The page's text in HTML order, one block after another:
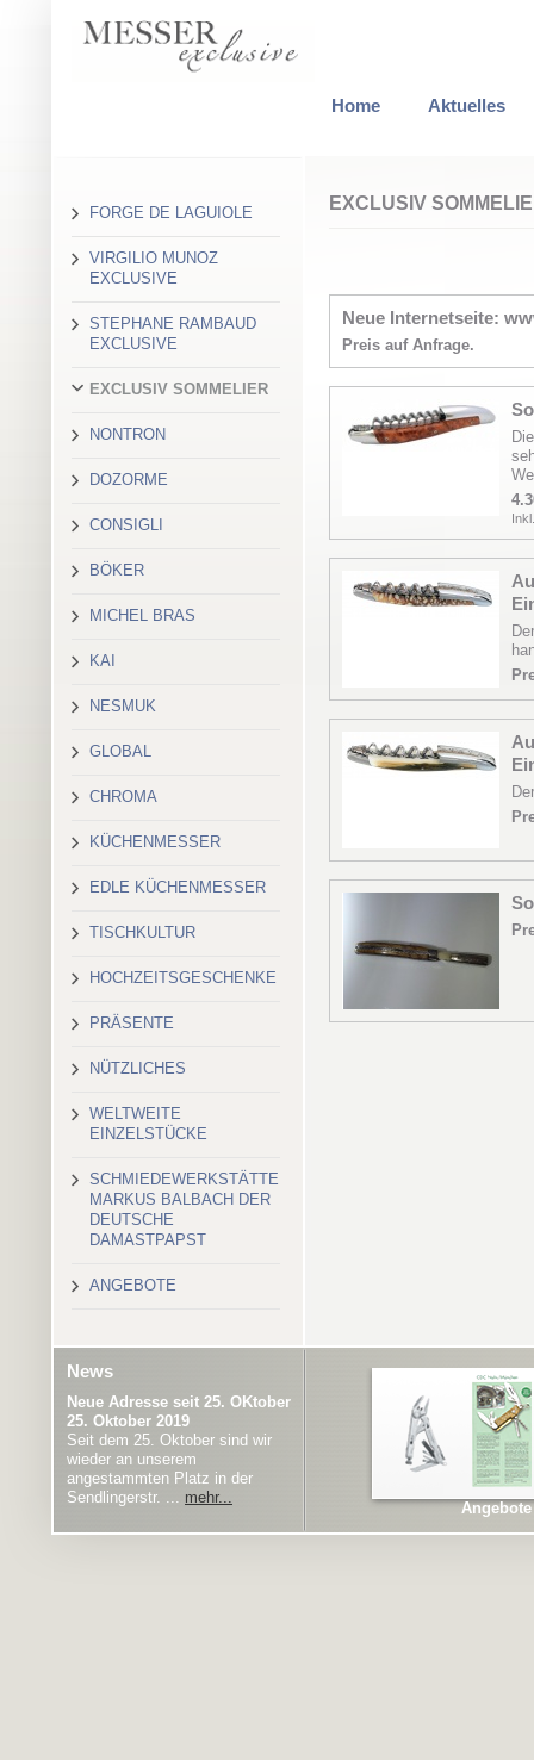
Home Aktuelles
EXCLUSIV
Neue Internetseite:
Preis auf Anfrage.
FORGE DE LAGUIOLE
VIRGILIO MUNOZ
EXCLUSIVE
STEPHANE RAMBAUD
EXCLUSIVE
EXCLUSIV SOMMELIER
NONTRON
DOZORME
CONSIGLI
BÖKER
MICHEL BRAS
KAI
NESMUK
GLOBAL
CHROMA
KÜCHENMESSER
EDLE KÜCHENMESSER
TISCHKULTUR
HOCHZEITSGESCHENKE
PRÄSENTE
NÜTZLICHES
WELTWEITE
EINZELSTÜCKE
SCHMIEDEWERKSTÄTTE
MARKUS BALBACH DER
DEUTSCHE
DAMASTPAPST
ANGEBOTE
News
Neue Adresse seit 25. OKtober
25. Oktober 2019
Seit dem 25. Oktober sind wir
wieder an unserem
angestammten Platz in der
Sendlingerstr. ... mehr...
Angebote